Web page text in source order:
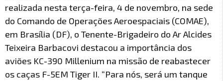
realizada nesta terça-feira, 4 de novembro, na sede
do Comando de Operações Aeroespaciais (COMAE),
em Brasília (DF), o Tenente-Brigadeiro do Ar Alcides
Teixeira Barbacovi destacou a importância dos
aviões KC-390 Millenium na missão de reabastecer
os caças F-5EM Tiger II. “Para nós, será um tanque